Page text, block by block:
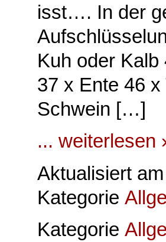
isst…. In der
Kuh oder
37 x Ente 46
Schwein […]
... weiterlesen
Aktualisiert
Kategorie
Kategorie